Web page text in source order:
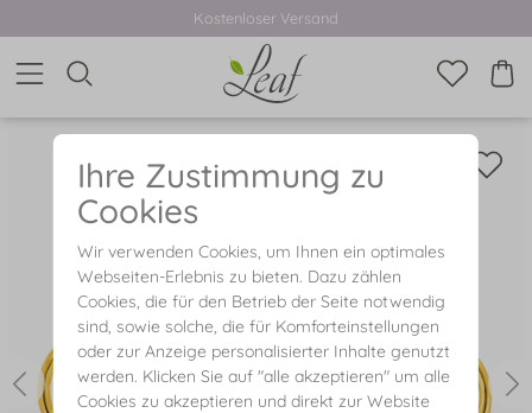
Kostenloser Versand
Ihre Zustimmung zu
Cookies
Wir verwenden Cookies, um Ihnen ein optimales
Webseiten-Erlebnis zu bieten. Dazu zählen
Cookies, die für den Betrieb der Seite notwendig
sind, sowie solche, die für Komforteinstellungen
oder zur Anzeige personalisierter Inhalte genutzt
werden. Klicken Sie auf "alle akzeptieren" um alle
Cookies zu akzeptieren und direkt zur Website